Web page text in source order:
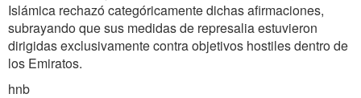
Islámica rechazó categóricamente dichas afirmaciones,
subrayando que sus medidas de represalia estuvieron
dirigidas exclusivamente contra objetivos hostiles dentro de
los Emiratos.
hnb